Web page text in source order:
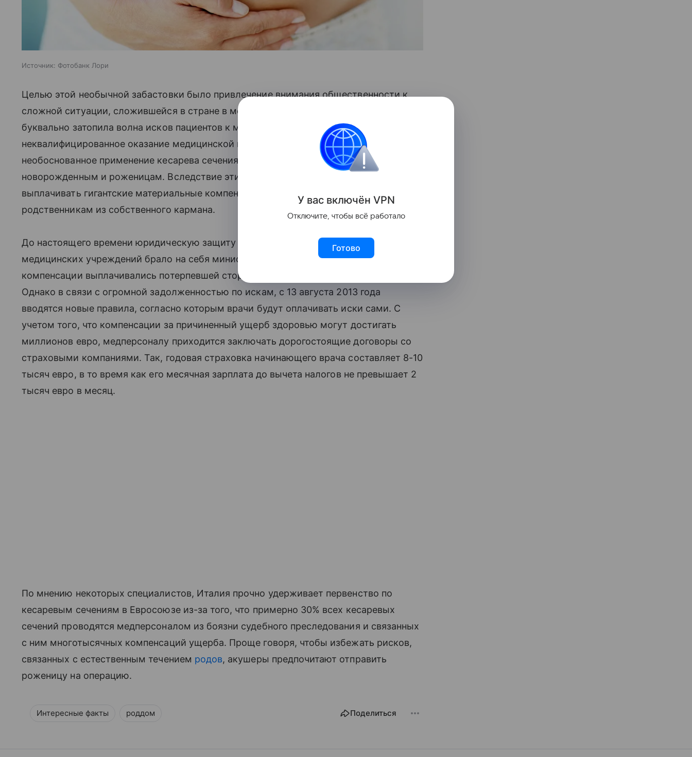
Источник: Фотобанк Лори
Целью этой необычной забастовки было привлечение внимания общественности к
сложной ситуации, сложившейся в стране в медицинско-правовой сфере. Италию
буквально затопила волна исков пациентов к медикам за неправильное лечение или
неквалифицированное оказание медицинской помощи, в частности - за
необоснованное применение кесарева сечения, а также причинение ущерба здоровью
новорожденным и роженицам. Вследствие этих исков медперсонал вынужден
выплачивать гигантские материальные компенсации бывшим пациентам и их
родственникам из собственного кармана.
До настоящего времени юридическую защиту медперсонала государственных
медицинских учреждений брало на себя министерство здравоохранения, и
компенсации выплачивались потерпевшей стороне из бюджета министерства.
Однако в связи с огромной задолженностью по искам, с 13 августа 2013 года
вводятся новые правила, согласно которым врачи будут оплачивать иски сами. С
учетом того, что компенсации за причиненный ущерб здоровью могут достигать
миллионов евро, медперсоналу приходится заключать дорогостоящие договоры со
страховыми компаниями. Так, годовая страховка начинающего врача составляет 8-10
тысяч евро, в то время как его месячная зарплата до вычета налогов не превышает 2
тысяч евро в месяц.
По мнению некоторых специалистов, Италия прочно удерживает первенство по
кесаревым сечениям в Евросоюзе из-за того, что примерно 30% всех кесаревых
сечений проводятся медперсоналом из боязни судебного преследования и связанных
с ним многотысячных компенсаций ущерба. Проще говоря, чтобы избежать рисков,
связанных с естественным течением родов, акушеры предпочитают отправить
роженицу на операцию.
Интересные факты роддом Поделиться
У вас включён VPN
Отключите, чтобы всё работало
Готово